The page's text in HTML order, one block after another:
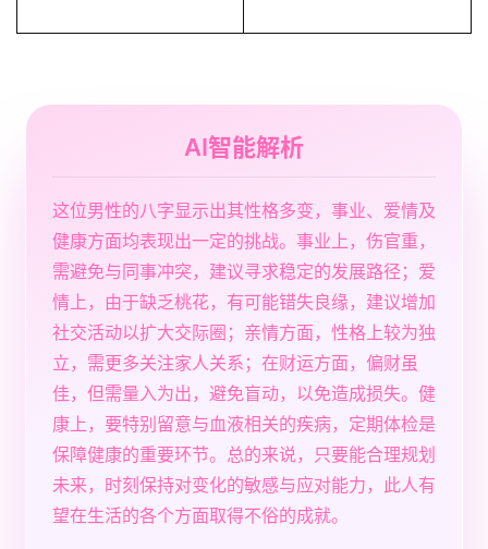
AI智能解析
这位男性的八字显示出其性格多变，事业、爱情及
健康方面均表现出一定的挑战。事业上，伤官重，
需避免与同事冲突，建议寻求稳定的发展路径；爱
情上，由于缺乏桃花，有可能错失良缘，建议增加
社交活动以扩大交际圈；亲情方面，性格上较为独
立，需更多关注家人关系；在财运方面，偏财虽
佳，但需量入为出，避免盲动，以免造成损失。健
康上，要特别留意与血液相关的疾病，定期体检是
保障健康的重要环节。总的来说，只要能合理规划
未来，时刻保持对变化的敏感与应对能力，此人有
望在生活的各个方面取得不俗的成就。